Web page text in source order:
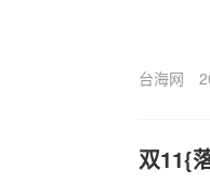
台海网
双11{